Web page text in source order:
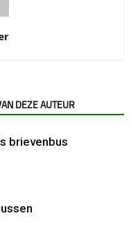
DEZE AUTEUR
brievenbus